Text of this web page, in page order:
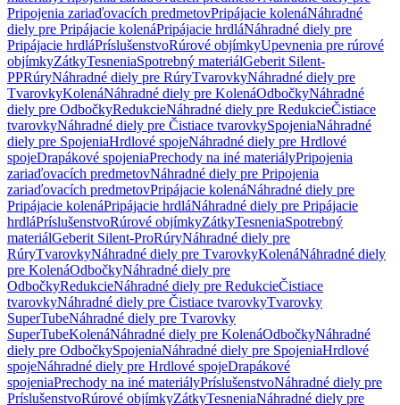
Pripojenia zariaďovacích predmetovPripájacie kolenáNáhradné
diely pre Pripájacie kolenáPripájacie hrdláNáhradné diely pre
Pripájacie hrdláPríslušenstvoRúrové objímkyUpevnenia pre rúrové
objímkyZátkyTesneniaSpotrebný materiálGeberit Silent-
PPRúryNáhradné diely pre RúryTvarovkyNáhradné diely pre
TvarovkyKolenáNáhradné diely pre KolenáOdbočkyNáhradné
diely pre OdbočkyRedukcieNáhradné diely pre RedukcieČistiace
tvarovkyNáhradné diely pre Čistiace tvarovkySpojeniaNáhradné
diely pre SpojeniaHrdlové spojeNáhradné diely pre Hrdlové
spojeDrapákové spojeniaPrechody na iné materiályPripojenia
zariaďovacích predmetovNáhradné diely pre Pripojenia
zariaďovacích predmetovPripájacie kolenáNáhradné diely pre
Pripájacie kolenáPripájacie hrdláNáhradné diely pre Pripájacie
hrdláPríslušenstvoRúrové objímkyZátkyTesneniaSpotrebný
materiálGeberit Silent-ProRúryNáhradné diely pre
RúryTvarovkyNáhradné diely pre TvarovkyKolenáNáhradné diely
pre KolenáOdbočkyNáhradné diely pre
OdbočkyRedukcieNáhradné diely pre RedukcieČistiace
tvarovkyNáhradné diely pre Čistiace tvarovkyTvarovky
SuperTubeNáhradné diely pre Tvarovky
SuperTubeKolenáNáhradné diely pre KolenáOdbočkyNáhradné
diely pre OdbočkySpojeniaNáhradné diely pre SpojeniaHrdlové
spojeNáhradné diely pre Hrdlové spojeDrapákové
spojeniaPrechody na iné materiályPríslušenstvoNáhradné diely pre
PríslušenstvoRúrové objímkyZátkyTesneniaNáhradné diely pre